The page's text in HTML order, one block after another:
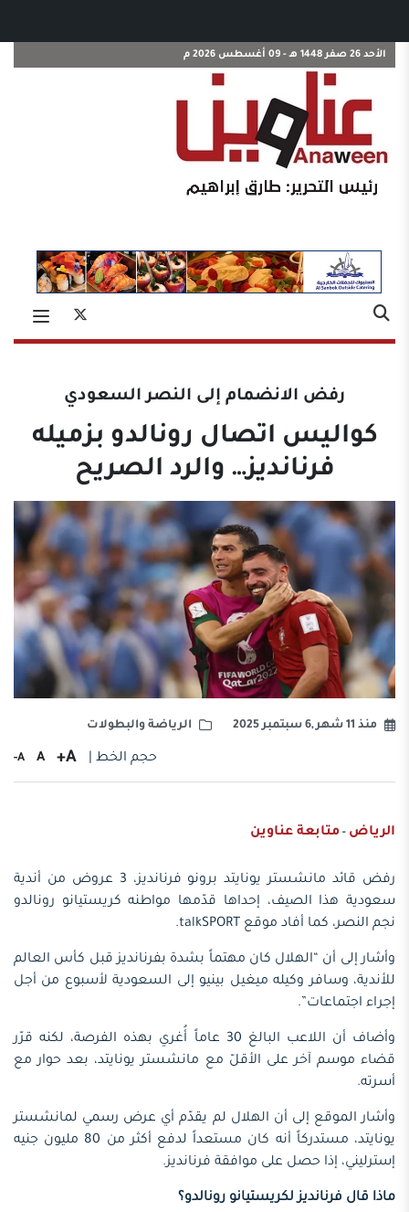
الأحد 26 صفر 1448 هـ - 09 أغسطس 2026 م
رفض الانضمام إلى النصر السعودي
كواليس اتصال رونالدو بزميله
فرنانديز… والرد الصريح
منذ 11 شهر ,6 سبتمبر 2025 الرياضة والبطولات
حجم الخط | A+
A
A-
الرياض - متابعة عناوين
رفض قائد مانشستر يونايتد برونو فرنانديز، 3 عروض من أندية
سعودية هذا الصيف، إحداها قدّمها مواطنه كريستيانو رونالدو
نجم النصر، كما أفاد موقع talkSPORT.
وأشار إلى أن “الهلال كان مهتماً بشدة بفرنانديز قبل كأس العالم
للأندية، وسافر وكيله ميغيل بينيو إلى السعودية لأسبوع من أجل
إجراء اجتماعات”.
وأضاف أن اللاعب البالغ 30 عاماً أُغري بهذه الفرصة، لكنه قرّر
قضاء موسم آخر على الأقلّ مع مانشستر يونايتد، بعد حوار مع
أسرته.
وأشار الموقع إلى أن الهلال لم يقدّم أي عرض رسمي لمانشستر
يونايتد، مستدركاً أنه كان مستعداً لدفع أكثر من 80 مليون جنيه
إسترليني، إذا حصل على موافقة فرنانديز.
ماذا قال فرنانديز لكريستيانو رونالدو؟